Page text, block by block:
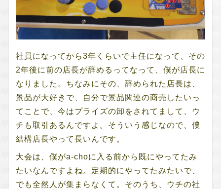
社員になってから3年くらいで主任になって、その
2年後に前の店長が辞めるってなって、僕が店長に
なりました。ちなみにその、辞められた店長は、
景品が大好きで、自分で景品関連の商売したいっ
てことで、今はプライズの卸をされてまして、ウ
チも取引あるんですよ。そういう感じなので、僕
結構店長やって長いんです。
大会は、僕がa-choに入る前から既にやってたみ
たいなんですよね。定期的にやってたみたいで、
でも全然人が集まらなくて。そのうち、ウチの社